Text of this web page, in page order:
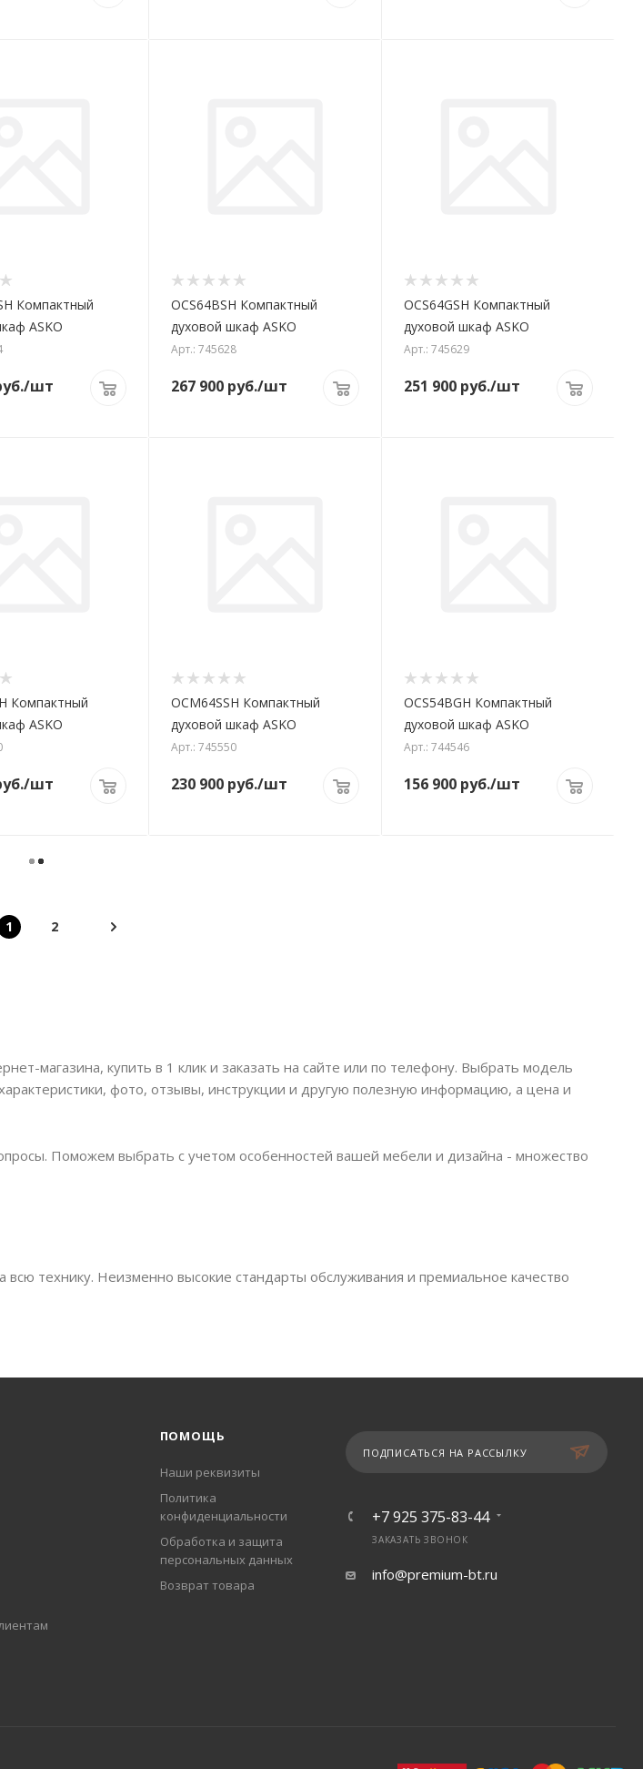
Компактный
ASKO
/шт
OCS64BSH Компактный
духовой шкаф ASKO
Арт.: 745628
267 900руб./шт
OCS64GSH Компактный
духовой шкаф ASKO
Арт.: 745629
251 900 руб./шт
Компактный
ASKO
/шт
OCM64SSH Компактный
духовой шкаф ASKO
Арт.: 745550
230 900руб./шт
OCS54BGH Компактный
духовой шкаф ASKO
Арт.: 744546
156 900 руб./шт
1 2
магазина, купить в 1 клик и заказать на сайте или по телефону. Выбрать модель
фото, отзывы, инструкции и другую полезную информацию, а цена и
Поможем выбрать с учетом особенностей вашей мебели и дизайна - множество
технику. Неизменно высокие стандарты обслуживания и премиальное качество
ПОМОЩЬ
Наши реквизиты
Политика
конфиденциальности
Обработка и защита
персональных данных
Возврат товара
ПОДПИСАТЬСЯ НА РАССЫЛКУ
+7 925 375-83-44
ЗАКАЗАТЬ ЗВОНОК
info@premium-bt.ru